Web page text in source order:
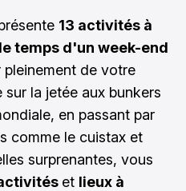
13 activités à
temps d'un week-end
pleinement de votre
la jetée aux bunkers
en passant par
comme le cuistax et
surprenantes, vous
et lieux à